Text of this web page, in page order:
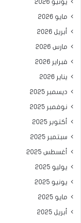
يونيو 2026
مايو 2026
أبريل 2026
مارس 2026
فبراير 2026
يناير 2026
ديسمبر 2025
نوفمبر 2025
أكتوبر 2025
سبتمبر 2025
أغسطس 2025
يوليو 2025
يونيو 2025
مايو 2025
أبريل 2025